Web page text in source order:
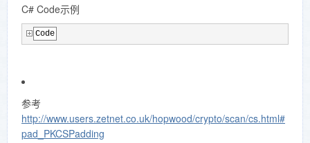
C# Code示例
Code
参考
http://www.users.zetnet.co.uk/hopwood/crypto/scan/cs.html#
pad_PKCSPadding